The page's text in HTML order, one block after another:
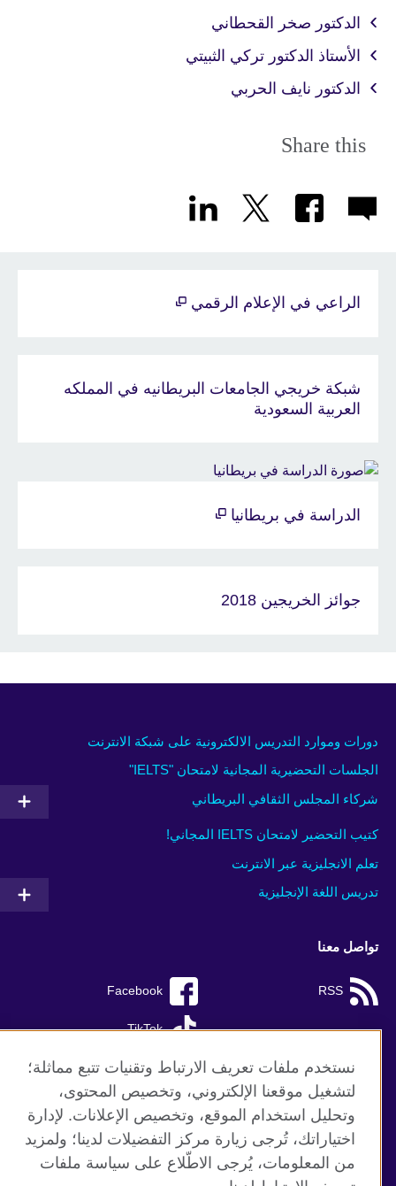
الدكتور صخر القحطاني
الأستاذ الدكتور تركي الثبيتي
الدكتور نايف الحربي
Share this
الراعي في الإعلام الرقمي
شبكة خريجي الجامعات البريطانيه في المملكه
العربية السعودية
الدراسة في بريطانيا
جوائز الخريجين 2018
دورات وموارد التدريس الالكترونية على شبكة الانترنت
الجلسات التحضيرية المجانية لامتحان "IELTS"
شركاء المجلس الثقافي البريطاني
كتيب التحضير لامتحان IELTS المجاني!
تعلم الانجليزية عبر الانترنت
تدريس اللغة الإنجليزية
تواصل معنا
Facebook RSS
TikTok
موقع المجلس الثقافي البريطاني العالمي
الخصوصية وشروط الاستخدام
ملفات تعريف الإرتباط
نستخدم ملفات تعريف الارتباط وتقنيات تتبع مماثلة؛
لتشغيل موقعنا الإلكتروني، وتخصيص المحتوى،
وتحليل استخدام الموقع، وتخصيص الإعلانات. لإدارة
اختياراتك، تُرجى زيارة مركز التفضيلات لدينا؛ ولمزيد
من المعلومات، يُرجى الاطّلاع على سياسة ملفات